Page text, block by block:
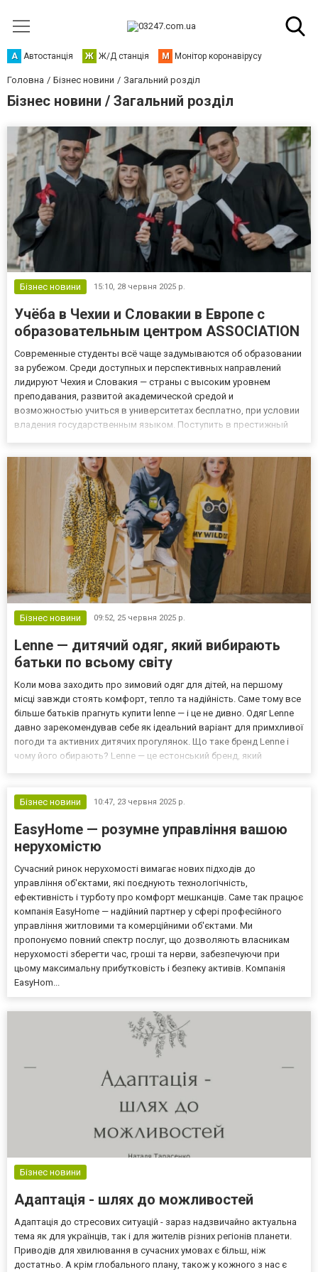
А Автостанція Ж Ж/Д станція М Монітор коронавірусу
Головна Бізнес новини Загальний розділ
Бізнес новини / Загальний розділ
Бізнес новини 15:10, 28 червня 2025 р.
Учёба в Чехии и Словакии в Европе с
образовательным центром ASSOCIATION
Современные студенты всё чаще задумываются об образовании
за рубежом. Среди доступных и перспективных направлений
лидируют Чехия и Словакия — страны с высоким уровнем
преподавания, развитой академической средой и
возможностью учиться в университетах бесплатно, при условии
владения государственным языком. Поступить в престижный
образовательный цен...
Бізнес новини 09:52, 25 червня 2025 р.
Lenne — дитячий одяг, який вибирають
батьки по всьому світу
Коли мова заходить про зимовий одяг для дітей, на першому
місці завжди стоять комфорт, тепло та надійність. Саме тому все
більше батьків прагнуть купити lenne — і це не дивно. Одяг Lenne
давно зарекомендував себе як ідеальний варіант для примхливої
​​погоди та активних дитячих прогулянок. Що таке бренд Lenne і
чому його обирають? Lenne — це естонський бренд, який
Бізнес новини
10:47, 23 червня 2025 р.
EasyHome — розумне управління вашою
нерухомістю
Сучасний ринок нерухомості вимагає нових підходів до
управління об'єктами, які поєднують технологічність,
ефективність і турботу про комфорт мешканців. Саме так працює
компанія EasyHome — надійний партнер у сфері професійного
управління житловими та комерційними об'єктами. Ми
пропонуємо повний спектр послуг, що дозволяють власникам
нерухомості зберегти час, гроші та нерви, забезпечуючи при
цьому максимальну прибутковість і безпеку активів. Компанія
EasyHom...
Бізнес новини
Адаптація - шлях до можливостей
Адаптація до стресових ситуацій - зараз надзвичайно актуальна
тема як для українців, так і для жителів різних регіонів планети.
Приводів для хвилювання в сучасних умовах є більш, ніж
достатньо. А крім глобального плану, також у кожного з нас є